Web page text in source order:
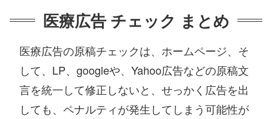
医療広告 チェック まとめ
医療広告の原稿チェックは、ホームページ、そ
して、LP、googleや、Yahoo広告などの原稿文
言を統一して修正しないと、せっかく広告を出
しても、ペナルティが発生してしまう可能性が